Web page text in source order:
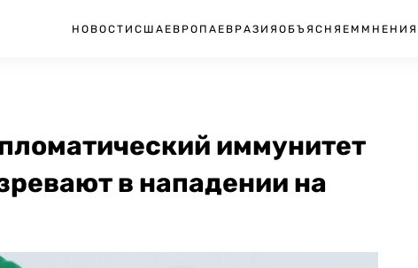
НОВОСТИ США ЕВРОПА ЕВРАЗИЯ ОБЪЯСНЯЕМ МНЕНИЯ
иммунитет
в нападении на